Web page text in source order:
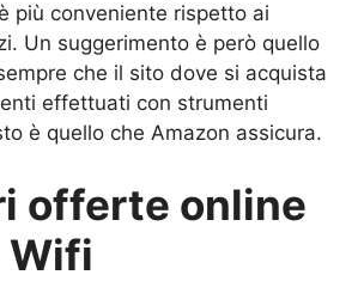
più conveniente rispetto ai
Un suggerimento è però quello
che il sito dove si acquista
effettuati con strumenti
è quello che Amazon assicura.
offerte online
Wifi